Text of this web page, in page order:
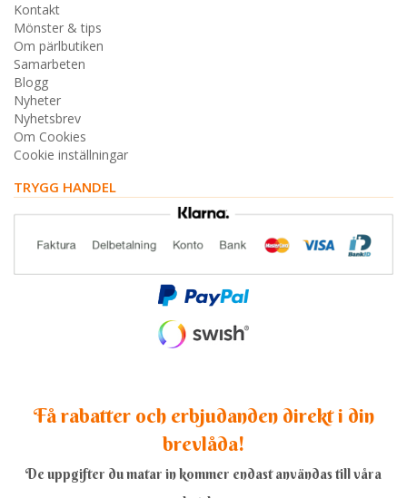
Kontakt
Mönster & tips
Om pärlbutiken
Samarbeten
Blogg
Nyheter
Nyhetsbrev
Om Cookies
Cookie inställningar
TRYGG HANDEL
Få rabatter och erbjudanden direkt i din
brevlåda!
De uppgifter du matar in kommer endast användas till våra